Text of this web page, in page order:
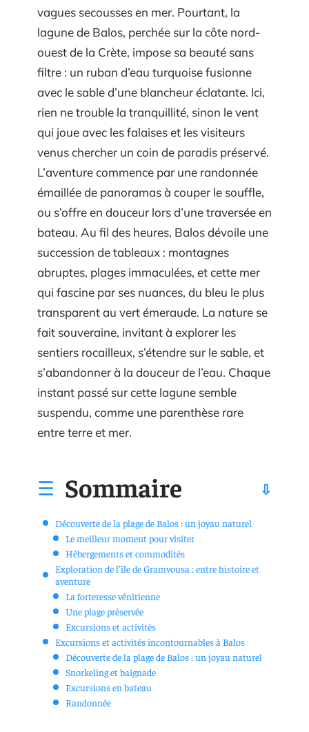
vagues secousses en mer. Pourtant, la
lagune de Balos, perchée sur la côte nord-
ouest de la Crète, impose sa beauté sans
filtre : un ruban d’eau turquoise fusionne
avec le sable d’une blancheur éclatante. Ici,
rien ne trouble la tranquillité, sinon le vent
qui joue avec les falaises et les visiteurs
venus chercher un coin de paradis préservé.
L’aventure commence par une randonnée
émaillée de panoramas à couper le souffle,
ou s’offre en douceur lors d’une traversée en
bateau. Au fil des heures, Balos dévoile une
succession de tableaux : montagnes
abruptes, plages immaculées, et cette mer
qui fascine par ses nuances, du bleu le plus
transparent au vert émeraude. La nature se
fait souveraine, invitant à explorer les
sentiers rocailleux, s’étendre sur le sable, et
s’abandonner à la douceur de l’eau. Chaque
instant passé sur cette lagune semble
suspendu, comme une parenthèse rare
entre terre et mer.
Sommaire
Découverte de la plage de Balos : un joyau naturel
Le meilleur moment pour visiter
Hébergements et commodités
Exploration de l’île de Gramvousa : entre histoire et
aventure
La forteresse vénitienne
Une plage préservée
Excursions et activités
Excursions et activités incontournables à Balos
Découverte de la plage de Balos : un joyau naturel
Snorkeling et baignade
Excursions en bateau
Randonnée